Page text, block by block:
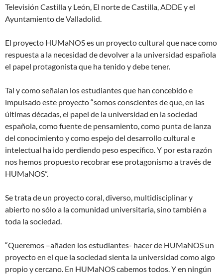
Televisión Castilla y León, El norte de Castilla, ADDE y el
Ayuntamiento de Valladolid.
El proyecto HUMaNOS es un proyecto cultural que nace como
respuesta a la necesidad de devolver a la universidad española
el papel protagonista que ha tenido y debe tener.
Tal y como señalan los estudiantes que han concebido e
impulsado este proyecto “somos conscientes de que, en las
últimas décadas, el papel de la universidad en la sociedad
española, como fuente de pensamiento, como punta de lanza
del conocimiento y como espejo del desarrollo cultural e
intelectual ha ido perdiendo peso específico. Y por esta razón
nos hemos propuesto recobrar ese protagonismo a través de
HUMaNOS”.
Se trata de un proyecto coral, diverso, multidisciplinar y
abierto no sólo a la comunidad universitaria, sino también a
toda la sociedad.
“Queremos –añaden los estudiantes- hacer de HUMaNOS un
proyecto en el que la sociedad sienta la universidad como algo
propio y cercano. En HUMaNOS cabemos todos. Y en ningún